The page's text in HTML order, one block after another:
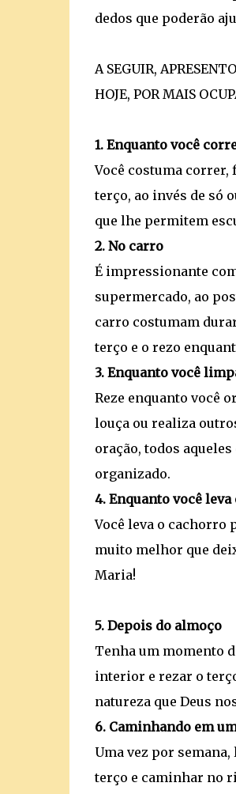
dedos que poderão
A SEGUIR, APRESENTO
HOJE, POR MAIS
1. Enquanto você
Você costuma correr,
terço, ao invés de só
que lhe permitem
2. No carro
É impressionante
supermercado, ao
carro costumam
terço e o rezo
3. Enquanto você
Reze enquanto você
louça ou realiza
oração, todos
organizado.
4. Enquanto você
Você leva o cachorro
muito melhor que
Maria!
5. Depois do almoço
Tenha um momento
interior e rezar o
natureza que Deus
6. Caminhando em
Uma vez por
terço e caminhar no